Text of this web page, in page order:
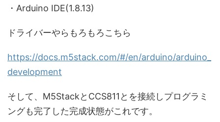
・Arduino IDE(1.8.13)
ドライバーやらもろもろこちら
https://docs.m5stack.com/#/en/arduino/arduino_
development
そして、M5StackとCCS811とを接続しプログラミ
ングも完了した完成状態がこれです。